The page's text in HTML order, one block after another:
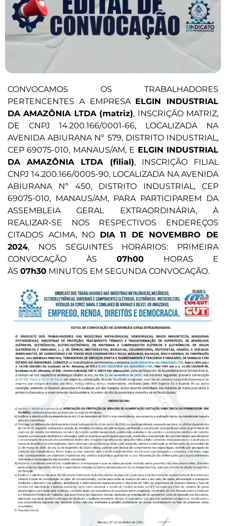
CONVOCAMOS OS TRABALHADORES
PERTENCENTES A EMPRESA ELGIN INDUSTRIAL
DA AMAZÔNIA LTDA (matriz), INSCRIÇÃO MATRIZ,
DE CNPJ 14.200.166/0001-66, LOCALIZADA NA
AVENIDA ABIURANA Nº 579, DISTRITO INDUSTRIAL,
CEP 69075-010, MANAUS/AM, E ELGIN INDUSTRIAL
DA AMAZÔNIA LTDA (filial), INSCRIÇÃO FILIAL
CNPJ 14.200.166/0005-90, LOCALIZADA NA AVENIDA
ABIURANA Nº 450, DISTRITO INDUSTRIAL, CEP
69075-010, MANAUS/AM, PARA PARTICIPAREM DA
ASSEMBLEIA GERAL EXTRAORDINÁRIA, À
REALIZAR-SE NOS RESPECTIVOS ENDEREÇOS
CITADOS ACIMA, NO DIA 11 DE NOVEMBRO DE
2024, NOS SEGUINTES HORÁRIOS: PRIMEIRA
CONVOCAÇÃO ÀS 07h00 HORAS E
ÀS 07h30 MINUTOS EM SEGUNDA CONVOCAÇÃO.